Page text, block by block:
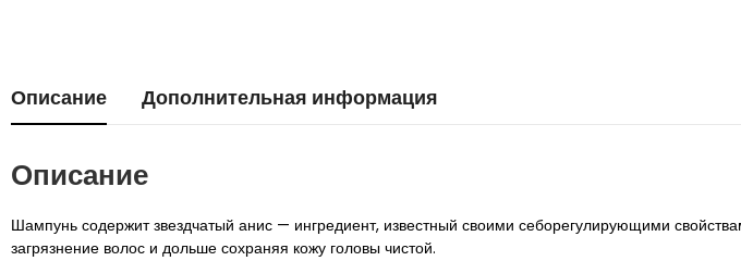
Описание Дополнительная информация
Описание
Шампунь содержит звездчатый анис — ингредиент, известный своими себорегулирующими
загрязнение волос и дольше сохраняя кожу головы чистой.